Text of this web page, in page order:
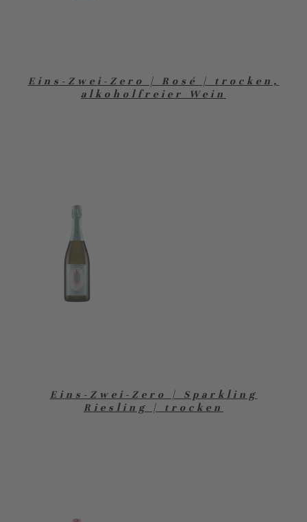
Eins-Zwei-Zero | Rosé | trocken,
alkoholfreier Wein
Eins-Zwei-Zero | Sparkling
Riesling | trocken